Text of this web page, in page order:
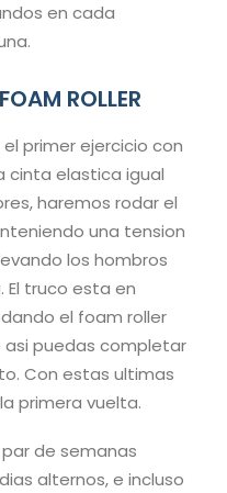
en cada
ROLLER
primer ejercicio con
cinta elastica igual
haremos rodar el
una tension
los hombros
truco esta en
el foam roller
puedas completar
Con estas ultimas
primera vuelta.
de semanas
alternos, e incluso